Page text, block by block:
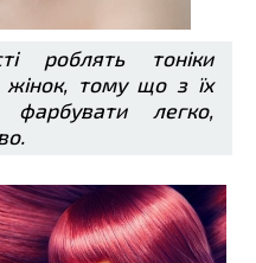
роблять тоніки
жінок, тому що з їх
легко,